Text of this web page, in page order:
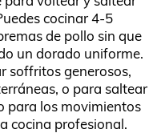
cocinar 4-5
de pollo sin que
un dorado uniforme.
soffritos generosos,
o para saltear
para los movimientos
cocina profesional.